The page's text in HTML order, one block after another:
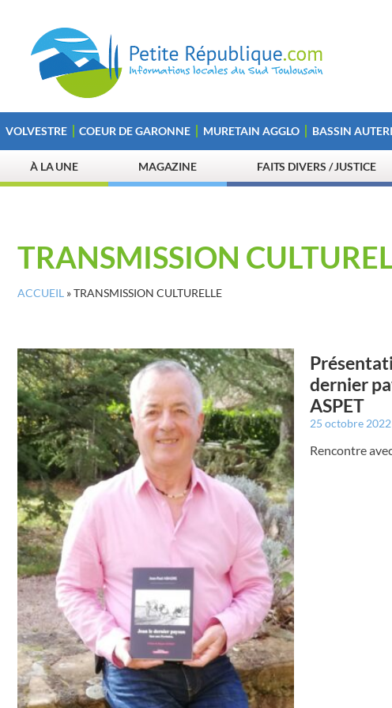
VOLVESTRE COEUR DE GARONNE MURETAIN AGGLO BASSIN
À LA UNE MAGAZINE FAITS DIVERS / JUSTICE
TRANSMISSION
ACCUEIL »TRANSMISSION CULTURELLE
dernier
ASPET
25 octobre 2022
Rencontre